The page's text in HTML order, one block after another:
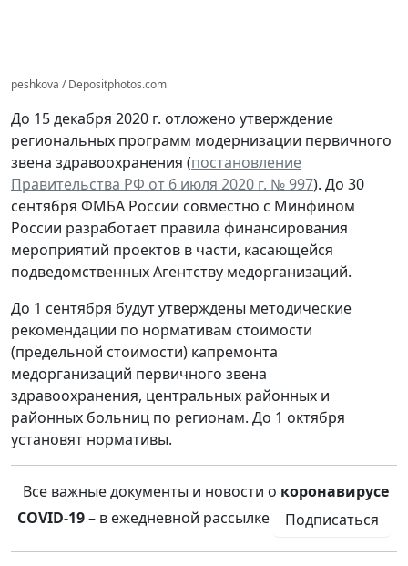
peshkova / Depositphotos.com
До 15 декабря 2020 г. отложено утверждение
региональных программ модернизации первичного
звена здравоохранения (постановление
Правительства РФ от 6 июля 2020 г. № 997). До 30
сентября ФМБА России совместно с Минфином
России разработает правила финансирования
мероприятий проектов в части, касающейся
подведомственных Агентству медорганизаций.
До 1 сентября будут утверждены методические
рекомендации по нормативам стоимости
(предельной стоимости) капремонта
медорганизаций первичного звена
здравоохранения, центральных районных и
районных больниц по регионам. До 1 октября
установят нормативы.
Все важные документы и новости о коронавирусе
COVID-19– в ежедневной рассылке Подписаться